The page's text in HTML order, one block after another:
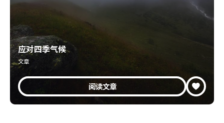
应对四季气候
文章
阅读文章